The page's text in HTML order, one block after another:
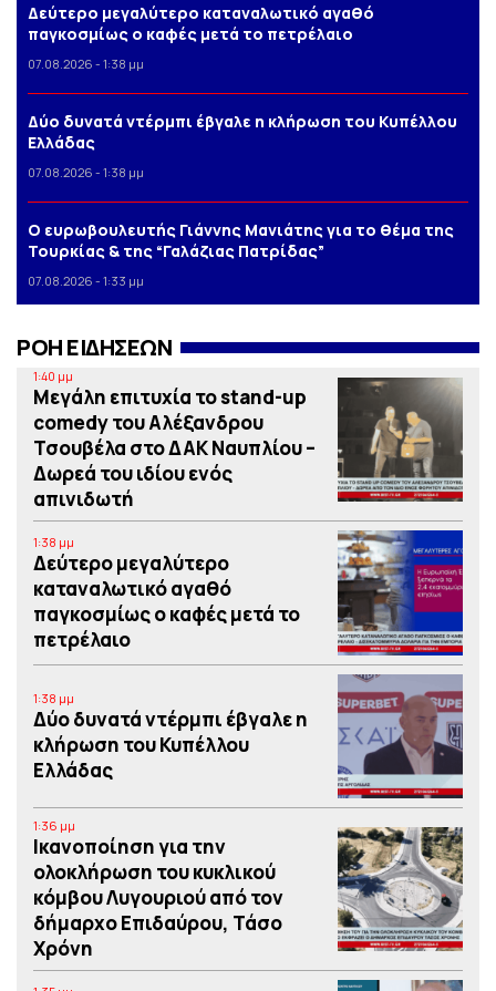
Δεύτερο μεγαλύτερο καταναλωτικό αγαθό
παγκοσμίως ο καφές μετά το πετρέλαιο
07.08.2026 - 1:38 μμ
Δύο δυνατά ντέρμπι έβγαλε η κλήρωση του Κυπέλλου
Ελλάδας
07.08.2026 - 1:38 μμ
Ο ευρωβουλευτής Γιάννης Μανιάτης για το θέμα της
Τουρκίας & της “Γαλάζιας Πατρίδας”
07.08.2026 - 1:33 μμ
ΡΟΗ ΕΙΔΗΣΕΩΝ
1:40 μμ
Μεγάλη επιτυχία το stand-up
comedy του Αλέξανδρου
Τσουβέλα στο ΔΑΚ Ναυπλίου –
Δωρεά του ιδίου ενός
απινιδωτή
1:38 μμ
Δεύτερο μεγαλύτερο
καταναλωτικό αγαθό
παγκοσμίως ο καφές μετά το
πετρέλαιο
1:38 μμ
Δύο δυνατά ντέρμπι έβγαλε η
κλήρωση του Κυπέλλου
Ελλάδας
1:36 μμ
Iκανοποίηση για την
ολοκλήρωση του κυκλικού
κόμβου Λυγουριού από τον
δήμαρχο Επιδαύρου, Τάσο
Χρόνη